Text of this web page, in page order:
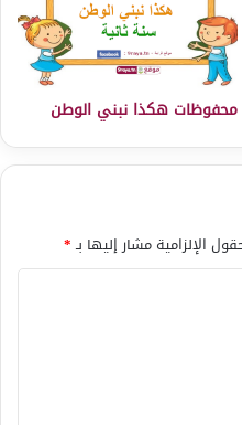
محفوظات هكذا نبني الوطن
الإلزامية مشار إليها بـ*